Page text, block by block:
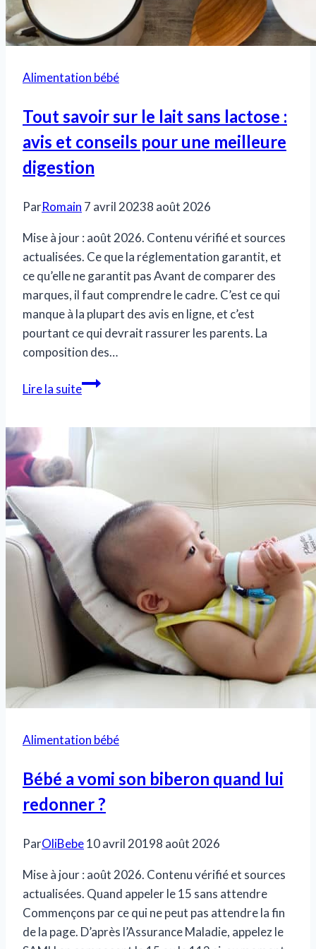
Alimentation bébé
Tout savoir sur le lait sans lactose :
avis et conseils pour une meilleure
digestion
ParRomain 7 avril 20238 août 2026
Mise à jour : août 2026. Contenu vérifié et sources
actualisées. Ce que la réglementation garantit, et
ce qu’elle ne garantit pas Avant de comparer des
marques, il faut comprendre le cadre. C’est ce qui
manque à la plupart des avis en ligne, et c’est
pourtant ce qui devrait rassurer les parents. La
composition des…
Lire la suiteTout
lait
lactose
avis
et
conseils
pour
une
meilleure
digestion
Alimentation bébé
Bébé a vomi son biberon quand lui
redonner ?
ParOliBebe10 avril 20198 août 2026
Mise à jour : août 2026. Contenu vérifié et sources
actualisées. Quand appeler le 15 sans attendre
Commençons par ce qui ne peut pas attendre la fin
de la page. D’après l’Assurance Maladie, appelez le